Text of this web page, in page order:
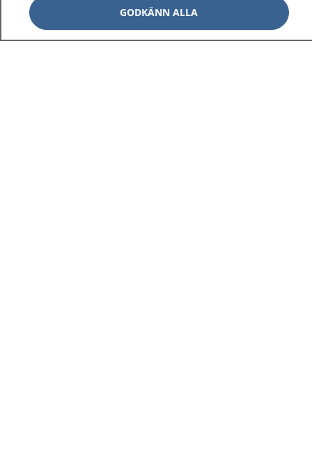
GODKÄNN ALLA